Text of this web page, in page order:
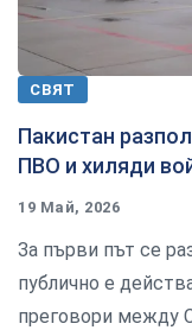
СВЯТ
Пакистан
ПВО и хиляди
19 Май, 2026
За първи път се
публично е
преговори между